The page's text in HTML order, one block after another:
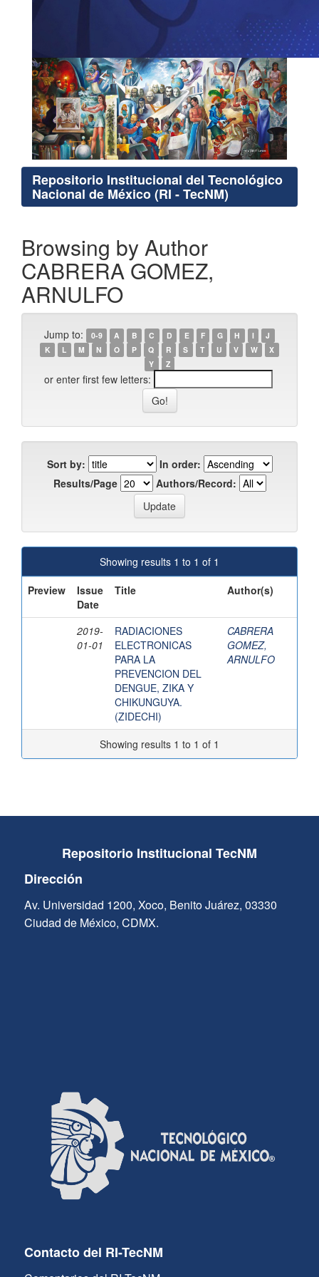
Repositorio Institucional del Tecnológico
Nacional de México (RI - TecNM)
Browsing by Author
CABRERA GOMEZ,
ARNULFO
Jump to: 0-9 A B C D E F G H I
J
K
L M N O P Q R S T U V W
X
Y
Z
or enter first few letters:
Sort by:
In order:
Results/Page
Authors/Record:
Showing results 1 to 1 of 1
Preview
Issue
Date
Title Author(s)
2019-
01-01
RADIACIONES
ELECTRONICAS
PARA LA
PREVENCION DEL
DENGUE, ZIKA Y
CHIKUNGUYA.
(ZIDECHI)
CABRERA
GOMEZ,
ARNULFO
Showing results 1 to 1 of 1
Repositorio Institucional TecNM
Dirección
Av. Universidad 1200, Xoco, Benito Juárez, 03330
Ciudad de México, CDMX.
Contacto del RI-TecNM